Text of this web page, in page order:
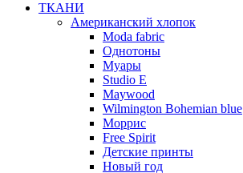
ТКАНИ
Американский хлопок
Moda fabric
Однотоны
Муары
Studio E
Maywood
Wilmington Bohemian blue
Моррис
Free Spirit
Детские принты
Новый год